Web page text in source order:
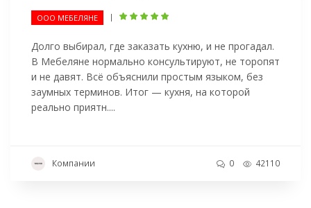
ООО МЕБЕЛЯНЕ |
Долго выбирал, где заказать кухню, и не прогадал.
В Мебеляне нормально консультируют, не торопят
и не давят. Всё объяснили простым языком, без
заумных терминов. Итог — кухня, на которой
реально приятн....
Компании 0 42110